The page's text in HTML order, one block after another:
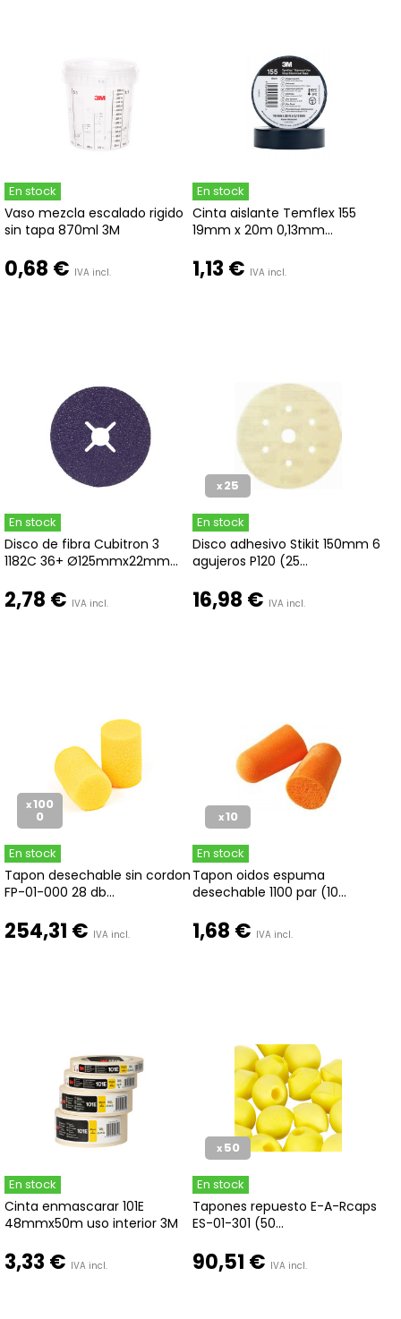
En stock
Vaso mezcla escalado rigido
sin tapa 870ml 3M
0,68 € IVA incl.
En stock
Cinta aislante Temflex 155
19mm x 20m 0,13mm...
1,13 € IVA incl.
En stock
Disco de fibra Cubitron 3
1182C 36+ Ø125mmx22mm...
2,78 € IVA incl.
x25
En stock
Disco adhesivo Stikit 150mm 6
agujeros P120 (25...
16,98 € IVA incl.
x100
0
En stock
Tapon desechable sin cordon
FP-01-000 28 db...
254,31 € IVA incl.
x10
En stock
Tapon oidos espuma
desechable 1100 par (10...
1,68 € IVA incl.
En stock
Cinta enmascarar 101E
48mmx50m uso interior 3M
3,33 € IVA incl.
x 50
En stock
Tapones repuesto E-A-Rcaps
ES-01-301 (50...
90,51 € IVA incl.